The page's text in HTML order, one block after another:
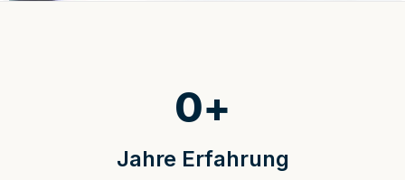
Jahre Erfahrung
0+